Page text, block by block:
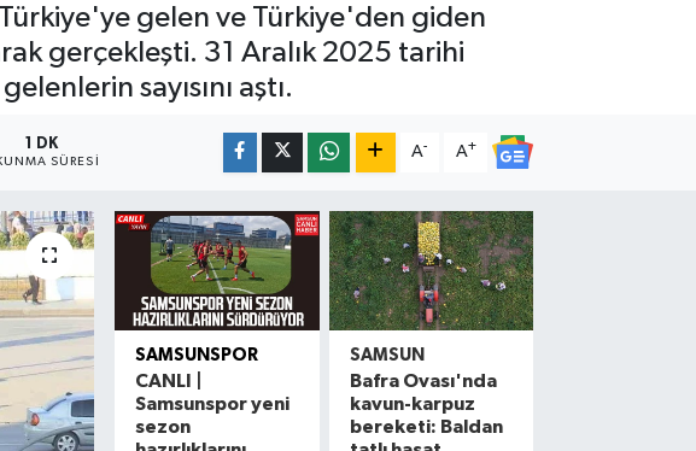
gelen ve Türkiye'den giden
gerçekleşti. 31 Aralık 2025 tarihi
sayısını aştı.
1 DK
SÜRESI
A- A+
SAMSUNSPOR
CANLI |
Samsunspor yeni
sezon
SAMSUN
Bafra Ovası'nda
kavun-karpuz
bereketi: Baldan